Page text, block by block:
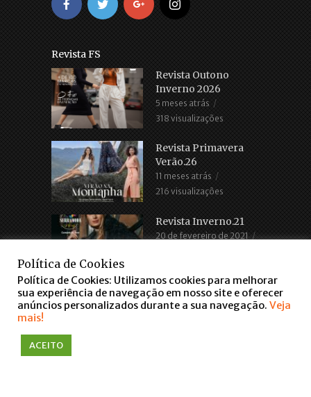
Revista FS
Revista Outono
Inverno 2026
5 meses atrás
318 visualizações
Revista Primavera
Verão.26
11 meses atrás
216 visualizações
Revista Inverno.21
20 de fevereiro de 2021
COPYRIGHT © 2016. TODOS OS DIREITOS RESERVADOS
falar via WhatsApp
Política de Cookies
Política de Cookies: Utilizamos cookies para melhorar
sua experiência de navegação em nosso site e oferecer
anúncios personalizados durante a sua navegação. Veja
mais!
ACEITO